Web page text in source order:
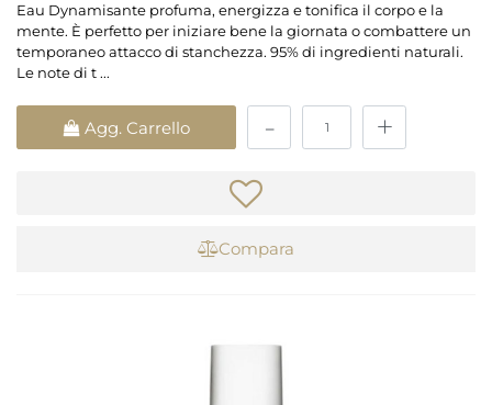
Eau Dynamisante profuma, energizza e tonifica il corpo e la
mente. È perfetto per iniziare bene la giornata o combattere un
temporaneo attacco di stanchezza. 95% di ingredienti naturali.
Le note di t ...
Agg. Carrello
Compara